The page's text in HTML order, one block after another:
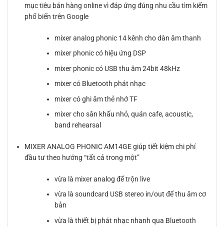
mục tiêu bán hàng online vì đáp ứng đúng nhu cầu tìm kiếm
phổ biến trên Google
mixer analog phonic 14 kênh cho dàn âm thanh
mixer phonic có hiệu ứng DSP
mixer phonic có USB thu âm 24bit 48kHz
mixer có Bluetooth phát nhạc
mixer có ghi âm thẻ nhớ TF
mixer cho sân khấu nhỏ, quán cafe, acoustic,
band rehearsal
MIXER ANALOG PHONIC AM14GE giúp tiết kiệm chi phí
đầu tư theo hướng “tất cả trong một”
vừa là mixer analog để trộn live
vừa là soundcard USB stereo in/out để thu âm cơ
bản
vừa là thiết bị phát nhạc nhanh qua Bluetooth